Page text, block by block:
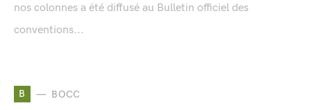
nos colonnes a été diffusé au Bulletin officiel des
conventions...
B BOCC